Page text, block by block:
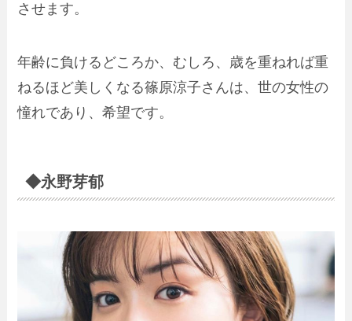
させます。
年齢に負けるどころか、むしろ、歳を重ねれば重
ねるほど美しくなる篠原涼子さんは、世の女性の
憧れであり、希望です。
◆永野芽郁